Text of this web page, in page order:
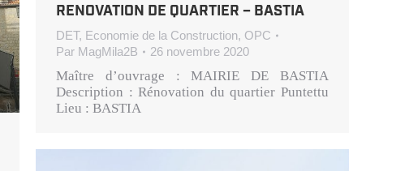
RENOVATION DE QUARTIER – BASTIA
DET, Economie de la Construction, OPC
Par MagMila2B 26 novembre 2020
Maître d’ouvrage : MAIRIE DE BASTIA
Description : Rénovation du quartier Puntettu
Lieu : BASTIA